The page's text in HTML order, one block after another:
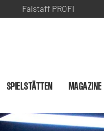
Falstaff PROFI
SPIELSTÄTTEN MAGAZINE